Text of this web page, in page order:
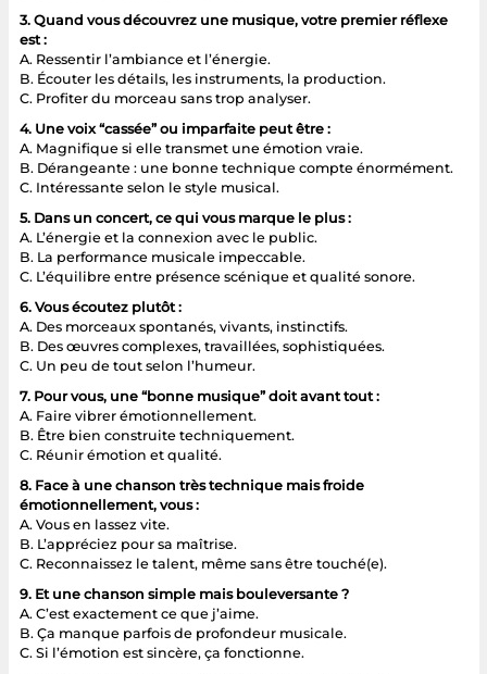
3. Quand vous découvrez une musique, votre premier réflexe
est :
A. Ressentir l’ambiance et l’énergie.
B. Écouter les détails, les instruments, la production.
C. Profiter du morceau sans trop analyser.
4. Une voix “cassée” ou imparfaite peut être :
A. Magnifique si elle transmet une émotion vraie.
B. Dérangeante : une bonne technique compte énormément.
C. Intéressante selon le style musical.
5. Dans un concert, ce qui vous marque le plus :
A. L’énergie et la connexion avec le public.
B. La performance musicale impeccable.
C. L’équilibre entre présence scénique et qualité sonore.
6. Vous écoutez plutôt :
A. Des morceaux spontanés, vivants, instinctifs.
B. Des œuvres complexes, travaillées, sophistiquées.
C. Un peu de tout selon l’humeur.
7. Pour vous, une “bonne musique” doit avant tout :
A. Faire vibrer émotionnellement.
B. Être bien construite techniquement.
C. Réunir émotion et qualité.
8. Face à une chanson très technique mais froide
émotionnellement, vous :
A. Vous en lassez vite.
B. L’appréciez pour sa maîtrise.
C. Reconnaissez le talent, même sans être touché(e).
9. Et une chanson simple mais bouleversante ?
A. C’est exactement ce que j’aime.
B. Ça manque parfois de profondeur musicale.
C. Si l’émotion est sincère, ça fonctionne.